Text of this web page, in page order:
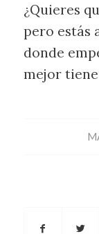
¿Quieres
pero estás
donde
mejor